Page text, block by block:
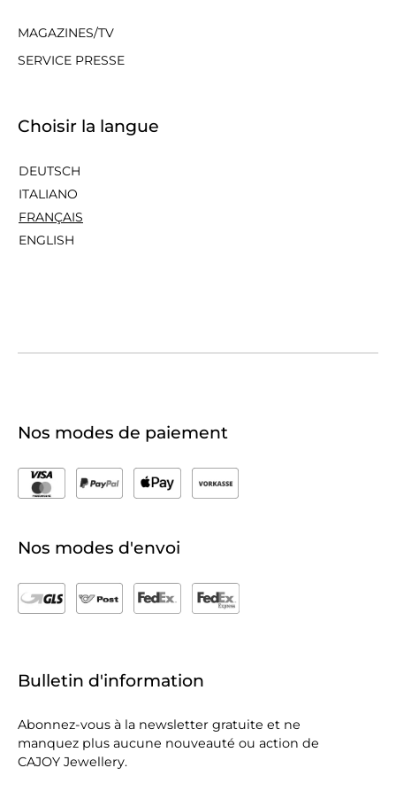
MAGAZINES/TV
SERVICE PRESSE
Choisir la langue
DEUTSCH
ITALIANO
FRANÇAIS
ENGLISH
Nos modes de paiement
Nos modes d'envoi
Bulletin d'information
Abonnez-vous à la newsletter gratuite et ne
manquez plus aucune nouveauté ou action de
CAJOY Jewellery.